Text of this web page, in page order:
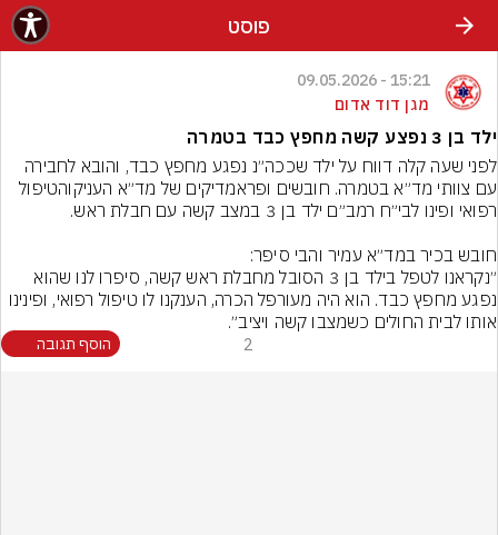
פוסט
15:21 - 09.05.2026
מגן דוד אדום
ילד בן 3 נפצע קשה מחפץ כבד בטמרה
עם צוותי מד״א בטמרה. חובשים ופראמדיקים של מד״א העניקוהטיפול
אותו לבית החולים כשמצבו קשה ויציב״.
2 הוסף תגובה